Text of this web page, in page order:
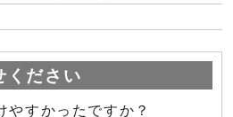
ください
やすかったですか？